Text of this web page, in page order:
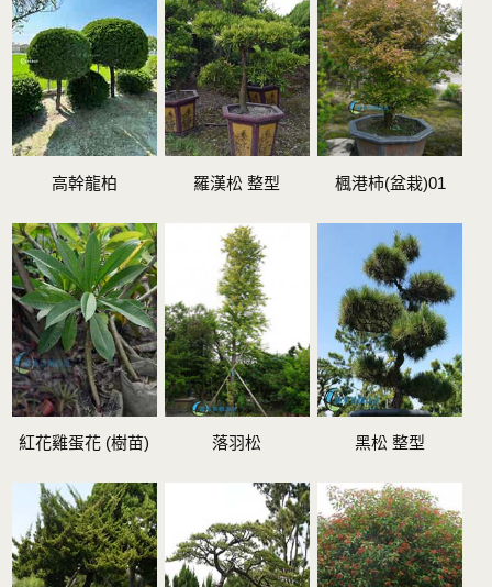
高幹龍柏 羅漢松 整型 楓港柿(盆栽)01
紅花雞蛋花 (樹苗) 落羽松 黑松 整型